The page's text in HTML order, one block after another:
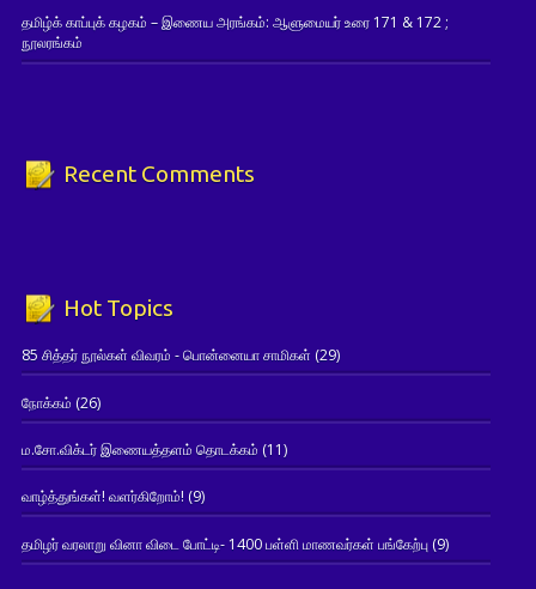
தமிழ்க் காப்புக் கழகம் – இணைய அரங்கம்: ஆளுமையர் உரை 171 & 172 ;
நூலரங்கம்
Recent Comments
Hot Topics
85 சித்தர் நூல்கள் விவரம் - பொன்னையா சாமிகள் (29)
நோக்கம் (26)
ம.சோ.விக்டர் இணையத்தளம் தொடக்கம் (11)
வாழ்த்துங்கள்! வளர்கிறோம்! (9)
தமிழர் வரலாறு வினா விடை போட்டி- 1400 பள்ளி மாணவர்கள் பங்கேற்பு(9)